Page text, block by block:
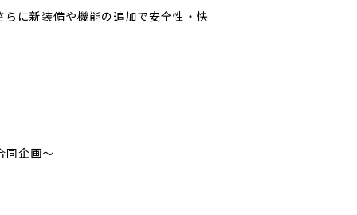
に新装備や機能の追加で安全性・快
同企画～